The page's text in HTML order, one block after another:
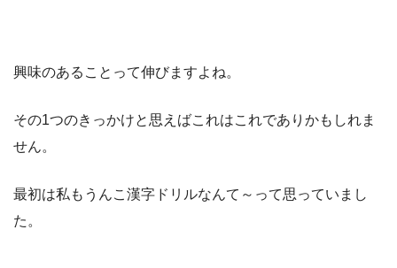
興味のあることって伸びますよね。
その1つのきっかけと思えばこれはこれでありかもしれま
せん。
最初は私もうんこ漢字ドリルなんて～って思っていまし
た。